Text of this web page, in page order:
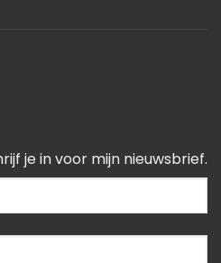
je in voor mijn nieuwsbrief.